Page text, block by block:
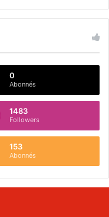
0
Abonnés
1483
Followers
153
Abonnés